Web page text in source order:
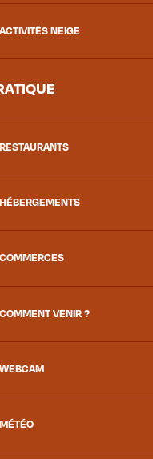
ACTIVITÉS NEIGE
RESTAURANTS
HÉBERGEMENTS
COMMERCES
COMMENT VENIR ?
WEBCAM
MÉTÉO
?
locaux